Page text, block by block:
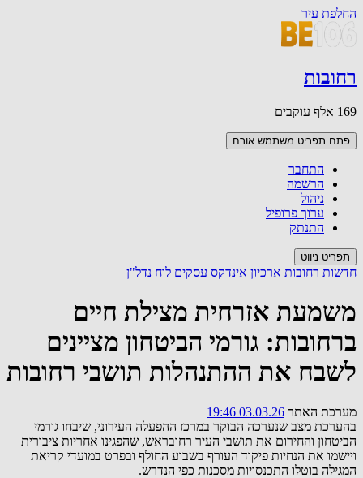
החלפת עיר
רחובות
169 אלף עוקבים
פתח תפריט משתמש אורח
התחבר
הרשמה
ניהול
ערוך פרופיל
התנתק
תפריט ניווט
חדשות רחובות ארכיון אינדקס עסקים לוח נדל"ן
משמעת אזרחית מצילת חיים
ברחובות: גורמי הביטחון מציינים
לשבח את ההתנהלות תושבי רחובות
מערכת האתר 03.03.26 19:46
בהערכת מצב שנערכה הבוקר במרכז ההפעלה העירוני, שיבחו גורמי
הביטחון והחירום את תושבי העיר רחובראש, שהפגינו אחריות ציבורית
ויישמו את הנחיות פיקוד העורף בשבוע החולף ובפרט במועדי קריאת
המגילה בוטלו התכנסויות מסכנות כפי הנדרש.